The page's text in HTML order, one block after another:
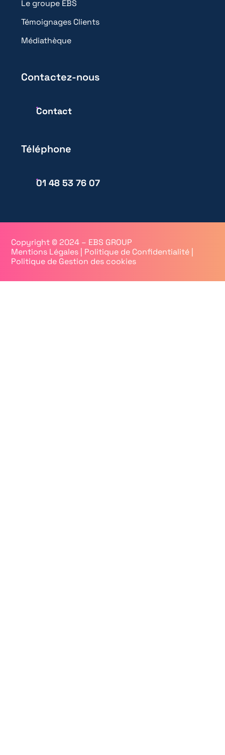
Le groupe EBS
Témoignages Clients
Médiathèque
Contactez-nous
Contact
Téléphone
01 48 53 76 07
Copyright © 2024 – EBS GROUP
Mentions Légales
Politique de Confidentialité
Politique de Gestion des cookies